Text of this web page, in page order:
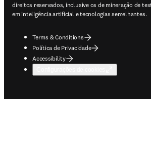
direitos reservados, inclusive os de mineração de
em inteligência artificial e tecnologias semelhantes.
Terms & Conditions
Política de Privacidade
Accessibility